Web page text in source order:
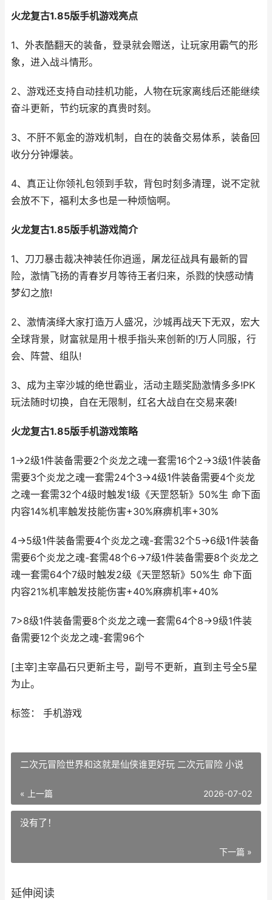
火龙复古1.85版手机游戏亮点
1、外表酷翻天的装备，登录就会赠送，让玩家用霸气的形
象，进入战斗情形。
2、游戏还支持自动挂机功能，人物在玩家离线后还能继续
奋斗更新，节约玩家的真贵时刻。
3、不肝不氪金的游戏机制，自在的装备交易体系，装备回
收分分钟爆装。
4、真正让你领礼包领到手软，背包时刻多清理，说不定就
会放不下，福利太多也是一种烦恼啊。
火龙复古1.85版手机游戏简介
1、刀刀暴击裁决神装任你逍遥，屠龙征战具有最新的冒
险，激情飞扬的青春岁月等待王者归来，杀戮的快感动情
梦幻之旅!
2、激情演绎大家打造万人盛况，沙城再战天下无双，宏大
全球背景，财富就是用十根手指头来创新的!万人同服，行
会、阵营、组队!
3、成为主宰沙城的绝世霸业，活动主题奖励激情多多!PK
玩法随时切换，自在无限制，红名大战自在交易来袭!
火龙复古1.85版手机游戏策略
1->2级1件装备需要2个炎龙之魂一套需16个2->3级1件装备
需要3个炎龙之魂一套需24个3->4级1件装备需要4个炎龙
之魂一套需32个4级时触发1级《天罡怒斩》50%生 命下面
内容14%机率触发技能伤害+30%麻痹机率+30%
4->5级1件装备需要4个炎龙之魂-套需32个5->6级1件装备
需要6个炎龙之魂-套需48个6->7级1件装备需要8个炎龙之
魂一套需64个7级时触发2级《天罡怒斩》50%生 命下面
内容21%机率触发技能伤害+40%麻痹机率+40%
7>8级1件装备需要8个炎龙之魂一套需64个8->9级1件装
备需要12个炎龙之魂-套需96个
[主宰]主宰晶石只更新主号，副号不更新，直到主号全5星
为止。
标签： 手机游戏
二次元冒险世界和这就是仙侠谁更好玩 二次元冒险 小说
« 上一篇 2026-07-02
没有了！
下一篇 »
延伸阅读